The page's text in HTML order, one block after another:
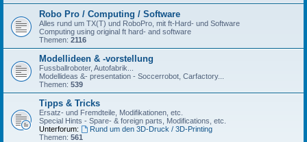
Robo Pro / Computing / Software
Alles rund um TX(T) und RoboPro, mit ft-Hard- und Software
Computing using original ft hard- and software
Themen: 2116
Modellideen & -vorstellung
Fussballroboter, Autofabrik...
Modellideas &- presentation - Soccerrobot, Carfactory...
Themen: 539
Tipps & Tricks
Ersatz- und Fremdteile, Modifikationen, etc.
Special Hints - Spare- & foreign parts, Modifications, etc.
Unterforum:
Rund um den 3D-Druck / 3D-Printing
Themen: 561